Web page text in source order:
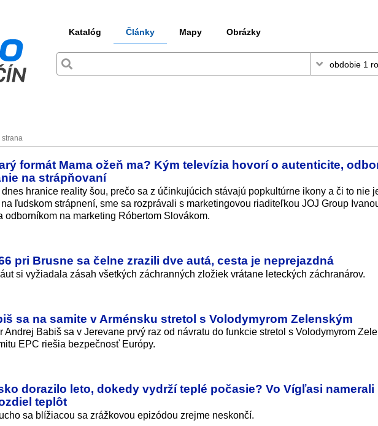
Katalóg Články Mapy Obrázky
strana
formát Mama ožeň ma? Kým televízia hovorí o autenticite,
na strápňovaní
dnes hranice reality šou, prečo sa z účinkujúcich stávajú popkultúrne ikony a či to nie
ľudskom strápnení, sme sa rozprávali s marketingovou riaditeľkou JOJ Group
odborníkom na marketing Róbertom Slovákom.
pri Brusne sa čelne zrazili dve autá, cesta je neprejazdná
si vyžiadala zásah všetkých záchranných zložiek vrátane leteckých záchranárov.
sa na samite v Arménsku stretol s Volodymyrom Zelenským
Andrej Babiš sa v Jerevane prvý raz od návratu do funkcie stretol s Volodymyrom
EPC riešia bezpečnosť Európy.
dorazilo leto, dokedy vydrží teplé počasie? Vo Vígľasi namerali
teplôt
sa blížiacou sa zrážkovou epizódou zrejme neskončí.